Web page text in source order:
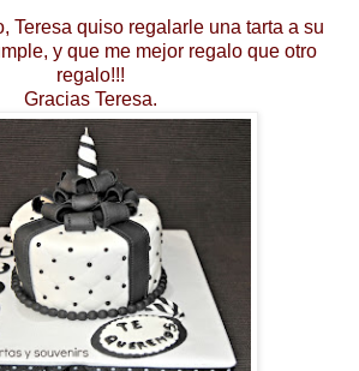
Teresa quiso regalarle una tarta a su
y que me mejor regalo que otro
regalo!!!
Gracias Teresa.